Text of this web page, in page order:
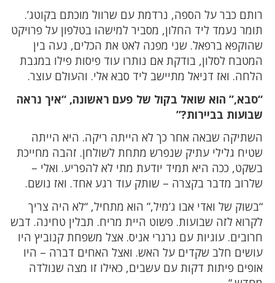
רותם כבר על הספה, נרדמת עם שרוול מוכתם בקוטג’.
תומר נעמד ליד החלון, מסביר למישהו בטלפון על פרויקט
שהוקפא ברפאל. שני מפנה לאט את הכלים, נעה בין
המטבח לסלון, בודקת אם נותרו עוד פיסות פילו במגבת
הלחה. ואז דניאל מתיישב ליד סבא אלי. והעולם עוצר.
“סבא,” הוא שואל בקול של פעם ראשונה, “איך נראה
שבועות בביירות?”
השתיקה שבאה אחר כך לא הייתה ריקה. היא הייתה
שטיח גלילי עתיק שנפרש מתחת לשולחן. זהבה מחייכת
בשקט, ככה היא תמיד יודעת מתי לא להפריע. ואלי –
שלרוב מדבר בקצרה – שותק עוד רגע אחד. ואז נושם.
“בשוק של ואדי אבו ג’מיל,” הוא מתחיל, “לא היה צריך
לקרוא לזה שבועות. פשוט היית מריח. תבלין טחינה. דבש
חרובים. עוגיות עם גרגרי אניס. אצל משפחת קנוביץ היו
עושים חלב שקדים על האש. ואצל האחים דברה – היו
אופים פיתות דקות עם עשבים, כאילו זו מצה שנולדה